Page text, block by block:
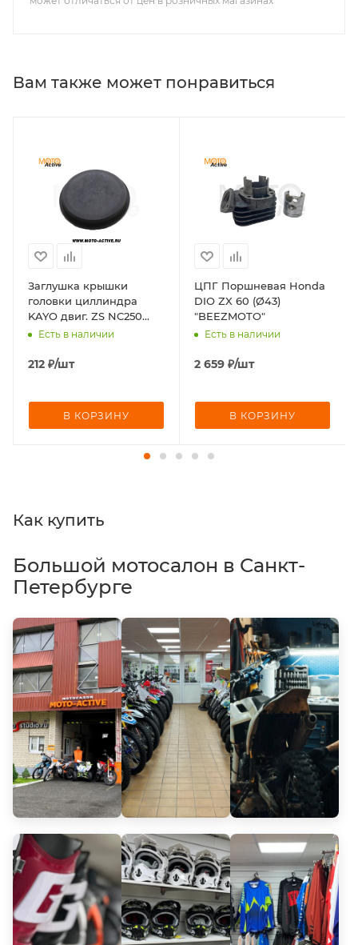
Вам также может понравиться
Заглушка крышки
головки циллиндра
KAYO двиг. ZS NC250
CB0250 (вод.охл.)
Есть в наличии
212 ₽/шт
В КОРЗИНУ
ЦПГ Поршневая Honda
DIO ZX 60 (Ø43)
"BEEZMOTO"
Есть в наличии
2 659 ₽/шт
В КОРЗИНУ
Как купить
Большой мотосалон в Санкт-
Петербурге